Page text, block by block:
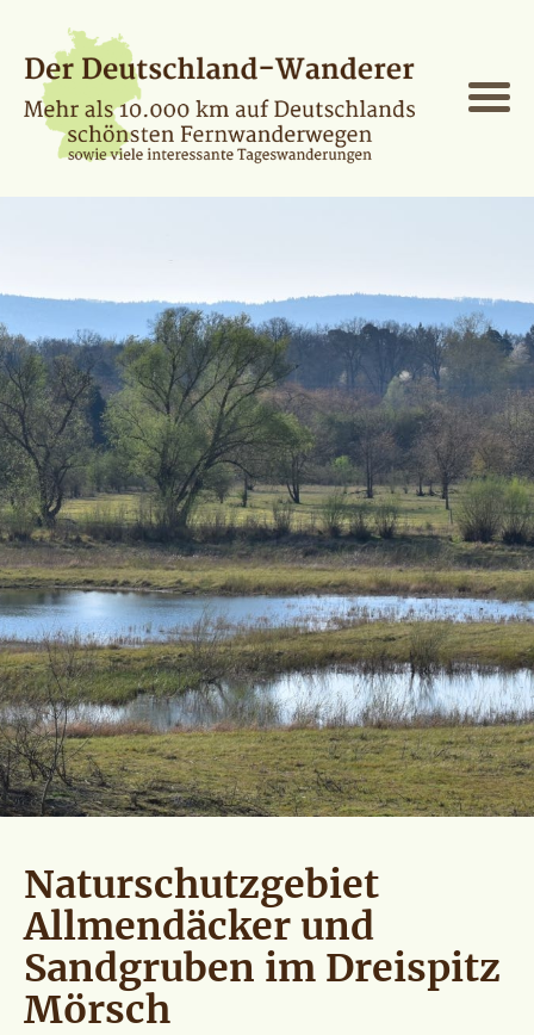
Naturschutzgebiet
Allmendäcker und
Sandgruben im Dreispitz
Mörsch